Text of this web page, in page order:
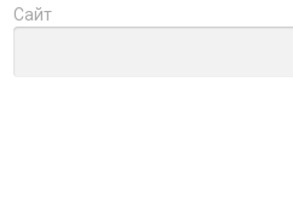
Сайт